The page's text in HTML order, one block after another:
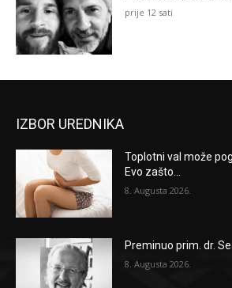
prije 12 sati
IZBOR UREDNIKA
Toplotni val može
Evo zašto...
8. Augusta 2026.
Preminuo prim. dr.
8. Augusta 2026.